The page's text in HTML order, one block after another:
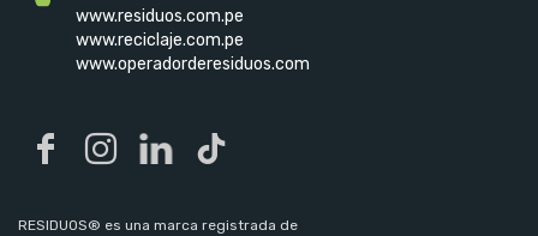
www.residuos.com.pe
www.reciclaje.com.pe
www.operadorderesiduos.com
RESIDUOS® es una marca registrada de